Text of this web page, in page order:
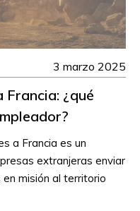
3 marzo 2025
¿qué
a Francia es un
extranjeras enviar
misión al territorio